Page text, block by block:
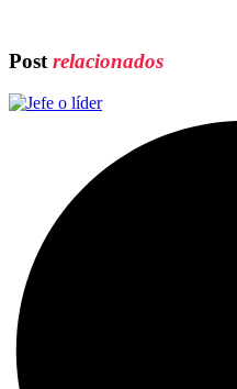
Post relacionados